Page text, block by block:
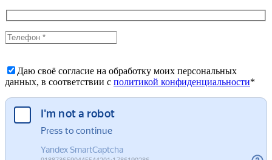
Даю своё согласие на обработку моих персональных
данных, в соответствии с политикой конфиденциальности*